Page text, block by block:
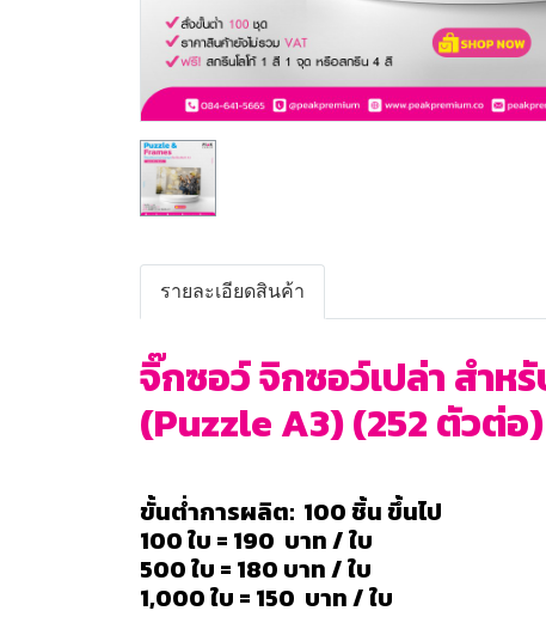
รายละเอียดสินค้า
จิ๊กซอว์ จิกซอว์เปล่า สำห
(Puzzle A3) (252 ตัวต่
ขั้นต่ำการผลิต: 100 ชิ้น ขึ้นไป
100 ใบ = 190 บาท / ใบ
500 ใบ = 180 บาท / ใบ
1,000 ใบ = 150 บาท / ใบ